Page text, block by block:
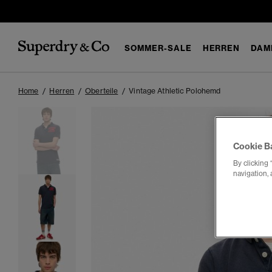
SOMMER-SALE HERREN
Home Herren Oberteile Vintage Athletic Polohemd
Cookie
By clicking
navigation,